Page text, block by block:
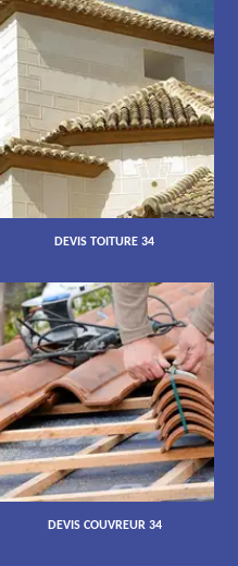
DEVIS TOITURE 34
DEVIS COUVREUR 34